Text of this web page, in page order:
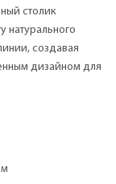
столик
натурального
создавая
дизайном для